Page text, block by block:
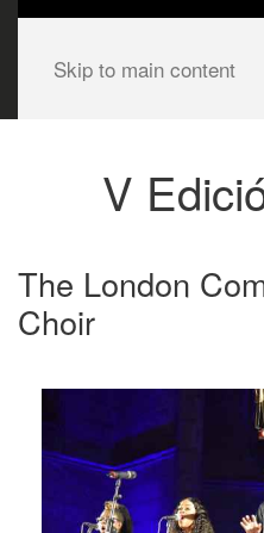
Skip to main content
V
The London
Choir